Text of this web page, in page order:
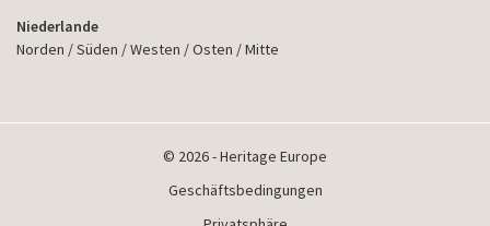
Niederlande
Norden /Süden /Westen /Osten /Mitte
© 2026 - Heritage Europe
Geschäftsbedingungen